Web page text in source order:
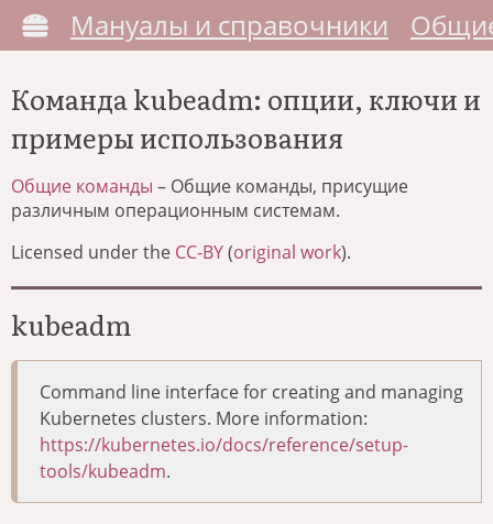
Мануалы и справочники
Команда kubeadm: опции, ключи и
примеры использования
Общие команды – Общие команды, присущие
различным операционным системам.
Licensed under the CC-BY(original work).
kubeadm
Command line interface for creating and managing
Kubernetes clusters. More information:
https://kubernetes.io/docs/reference/setup-
tools/kubeadm.